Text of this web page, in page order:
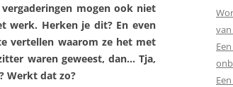
mogen ook niet
werk. Herken je dit? En even
vertellen waarom ze het met
waren geweest, dan… Tja,
Werkt dat zo?
van